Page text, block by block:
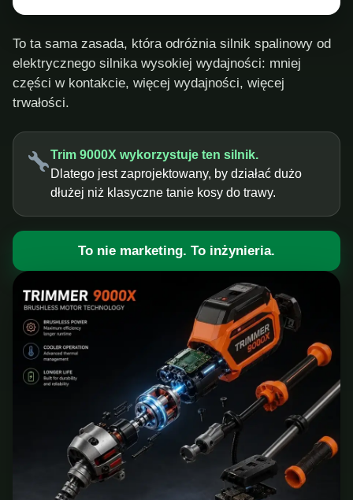
To ta sama zasada, która odróżnia silnik spalinowy od
elektrycznego silnika wysokiej wydajności: mniej
części w kontakcie, więcej wydajności, więcej
trwałości.
Trim 9000X wykorzystuje ten silnik.
Dlatego jest zaprojektowany, by działać dużo
dłużej niż klasyczne tanie kosy do trawy.
To nie marketing. To inżynieria.